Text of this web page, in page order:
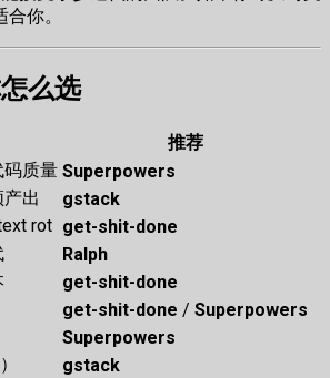
你。
么选
推荐
码质量 Superpowers
出
gstack
rot get-shit-done
Ralph
get-shit-done
get-shit-done / Superpowers
Superpowers
gstack